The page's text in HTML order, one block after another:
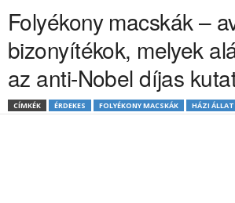
Folyékony macskák –
bizonyítékok, melyek
az anti-Nobel díjas
CÍMKÉK ÉRDEKES FOLYÉKONY MACSKÁK HÁZI ÁLLAT